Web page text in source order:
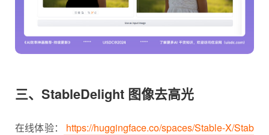
三、StableDelight 图像去高光
在线体验：
https://huggingface.co/spaces/Stable-X/Stab